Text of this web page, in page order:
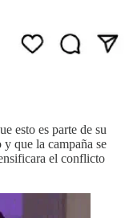
esto es parte de su
que la campaña se
el conflicto